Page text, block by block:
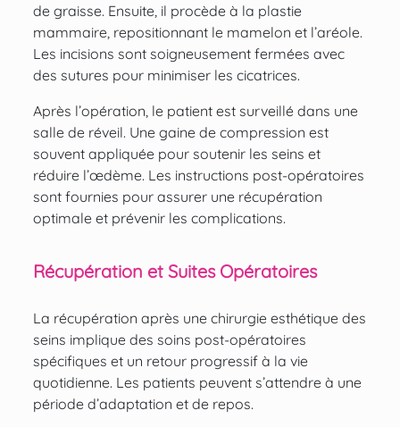
de graisse. Ensuite, il procède à la plastie
mammaire, repositionnant le mamelon et l’aréole.
Les incisions sont soigneusement fermées avec
des sutures pour minimiser les cicatrices.
Après l’opération, le patient est surveillé dans une
salle de réveil. Une gaine de compression est
souvent appliquée pour soutenir les seins et
réduire l’œdème. Les instructions post-opératoires
sont fournies pour assurer une récupération
optimale et prévenir les complications.
Récupération et Suites Opératoires
La récupération après une chirurgie esthétique des
seins implique des soins post-opératoires
spécifiques et un retour progressif à la vie
quotidienne. Les patients peuvent s’attendre à une
période d’adaptation et de repos.